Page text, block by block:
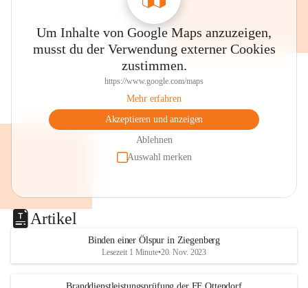
Um Inhalte von Google Maps anzuzeigen,
musst du der Verwendung externer Cookies
zustimmen.
https://www.google.com/maps
Mehr erfahren
Akzeptieren und anzeigen
Ablehnen
Auswahl merken
Artikel
Binden einer Ölspur in Ziegenberg
Lesezeit 1 Minute•20. Nov. 2023